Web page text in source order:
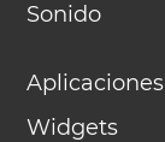
Sonido
Aplicaciones
Widgets